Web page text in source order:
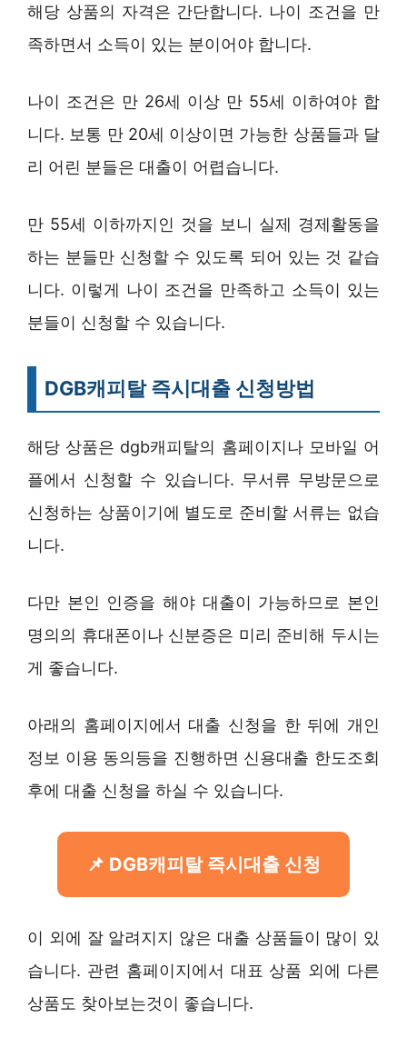
해당 상품의 자격은 간단합니다. 나이 조건을 만
족하면서 소득이 있는 분이어야 합니다.
나이 조건은 만 26세 이상 만 55세 이하여야 합
니다. 보통 만 20세 이상이면 가능한 상품들과 달
리 어린 분들은 대출이 어렵습니다.
만 55세 이하까지인 것을 보니 실제 경제활동을
하는 분들만 신청할 수 있도록 되어 있는 것 같습
니다. 이렇게 나이 조건을 만족하고 소득이 있는
분들이 신청할 수 있습니다.
DGB캐피탈 즉시대출 신청방법
해당 상품은 dgb캐피탈의 홈페이지나 모바일 어
플에서 신청할 수 있습니다. 무서류 무방문으로
신청하는 상품이기에 별도로 준비할 서류는 없습
니다.
다만 본인 인증을 해야 대출이 가능하므로 본인
명의의 휴대폰이나 신분증은 미리 준비해 두시는
게 좋습니다.
아래의 홈페이지에서 대출 신청을 한 뒤에 개인
정보 이용 동의등을 진행하면 신용대출 한도조회
후에 대출 신청을 하실 수 있습니다.
DGB캐피탈 즉시대출 신청
이 외에 잘 알려지지 않은 대출 상품들이 많이 있
습니다. 관련 홈페이지에서 대표 상품 외에 다른
상품도 찾아보는것이 좋습니다.